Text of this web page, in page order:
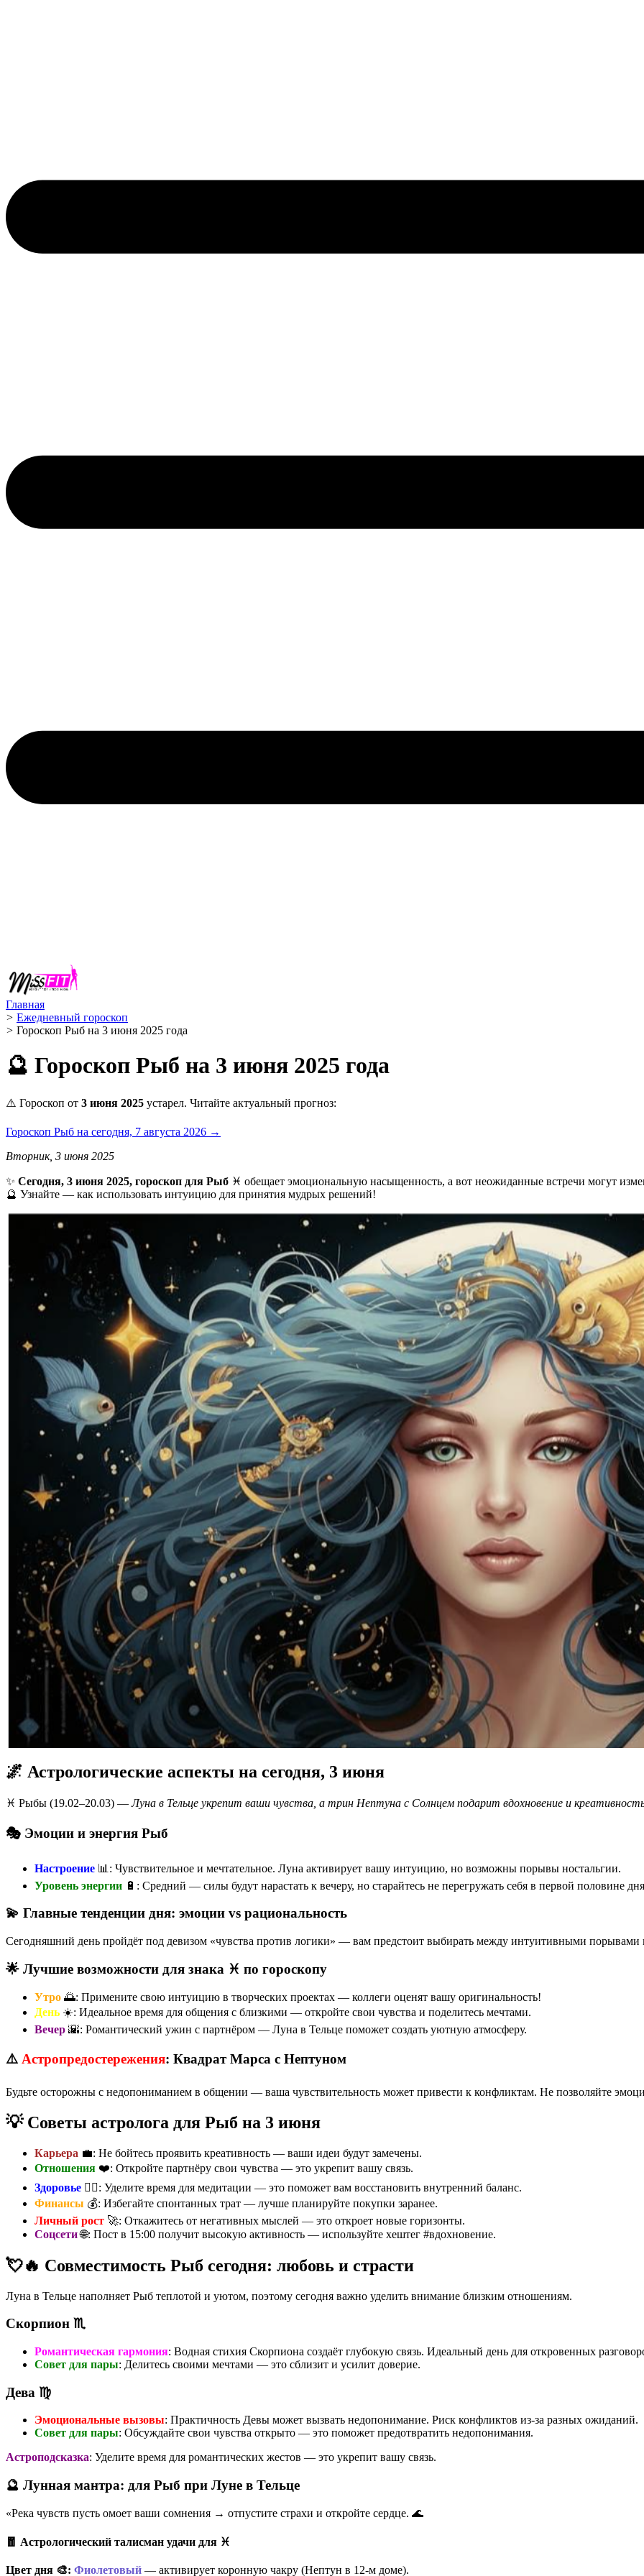
Главная
> Ежедневный гороскоп
> Гороскоп Рыб на 3 июня 2025 года
🔮 Гороскоп Рыб на 3 июня 2025 года
⚠️ Гороскоп от 3 июня 2025 устарел. Читайте актуальный прогноз:
Гороскоп Рыб на сегодня, 7 августа 2026 →
Вторник, 3 июня 2025
✨ Сегодня, 3 июня 2025, гороскоп для Рыб ♓ обещает эмоциональную насыщенность, а вот неожиданные встречи могут
🔮 Узнайте — как использовать интуицию для принятия мудрых решений!
🌌 Астрологические аспекты на сегодня, 3 июня
♓️ Рыбы (19.02–20.03) —Луна в Тельце укрепит ваши чувства, а трин Нептуна с Солнцем подарит вдохновение и
🎭 Эмоции и энергия Рыб
Настроение 📊: Чувствительное и мечтательное. Луна активирует вашу интуицию, но возможны порывы ностальгии.
Уровень энергии 🔋: Средний — силы будут нарастать к вечеру, но старайтесь не перегружать себя в первой половине
💫 Главные тенденции дня: эмоции vs рациональность
Сегодняшний день пройдёт под девизом «чувства против логики» — вам предстоит выбирать между интуитивными
🌟 Лучшие возможности для знака ♓ по гороскопу
Утро 🌅: Примените свою интуицию в творческих проектах — коллеги оценят вашу оригинальность!
День ☀️: Идеальное время для общения с близкими — откройте свои чувства и поделитесь мечтами.
Вечер 🌇: Романтический ужин с партнёром — Луна в Тельце поможет создать уютную атмосферу.
⚠️ Астропредостережения: Квадрат Марса с Нептуном
Будьте осторожны с недопониманием в общении — ваша чувствительность может привести к конфликтам. Не позволяйте
💡 Советы астролога для Рыб на 3 июня
Карьера 💼: Не бойтесь проявить креативность — ваши идеи будут замечены.
Отношения ❤️: Откройте партнёру свои чувства — это укрепит вашу связь.
Здоровье 🏃‍♀️: Уделите время для медитации — это поможет вам восстановить внутренний баланс.
Финансы 💰: Избегайте спонтанных трат — лучше планируйте покупки заранее.
Личный рост 🚀: Откажитесь от негативных мыслей — это откроет новые горизонты.
Соцсети🌐: Пост в 15:00 получит высокую активность — используйте хештег #вдохновение.
💘🔥 Совместимость Рыб сегодня: любовь и страсти
Луна в Тельце наполняет Рыб теплотой и уютом, поэтому сегодня важно уделить внимание близким отношениям.
Скорпион ♏
Романтическая гармония: Водная стихия Скорпиона создаёт глубокую связь. Идеальный день для откровенных
Совет для пары: Делитесь своими мечтами — это сблизит и усилит доверие.
Дева ♍
Эмоциональные вызовы: Практичность Девы может вызвать недопонимание. Риск конфликтов из-за разных ожиданий.
Совет для пары: Обсуждайте свои чувства открыто — это поможет предотвратить недопонимания.
Астроподсказка: Уделите время для романтических жестов — это укрепит вашу связь.
🔮 Лунная мантра: для Рыб при Луне в Тельце
«Река чувств пусть омоет ваши сомнения → отпустите страхи и откройте сердце. 🌊
🧧 Астрологический талисман удачи для ♓
Цвет дня 🎨: Фиолетовый — активирует коронную чакру (Нептун в 12-м доме).